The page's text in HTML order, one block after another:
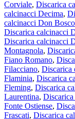
Corviale, Discarica
calcinacci Decima,
calcinacci Don Bosco
Discarica calcinacci
Discarica calcinacci
Montagnola,
Fiano Romano,
Filacciano, Discarica
Flaminia, Discarica
Fleming, Discarica
Laurentina,
Fonte Ostiense,
Frascati, Discarica